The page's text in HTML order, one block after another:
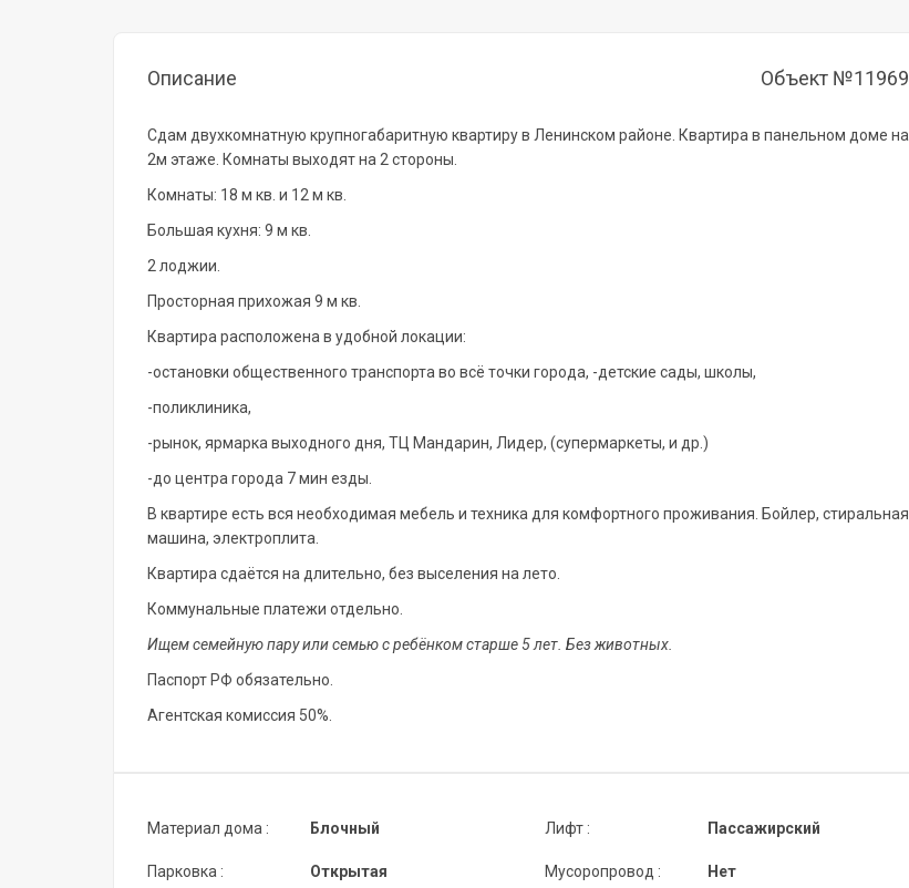
Описание Объект №11969
Сдам двухкомнатную крупногабаритную квартиру в Ленинском районе. Квартира в панельном доме на
2м этаже. Комнаты выходят на 2 стороны.
Комнаты: 18 м кв. и 12 м кв.
Большая кухня: 9 м кв.
2 лоджии.
Просторная прихожая 9 м кв.
Квартира расположена в удобной локации:
-остановки общественного транспорта во всё точки города, -детские сады, школы,
-поликлиника,
-рынок, ярмарка выходного дня, ТЦ Мандарин, Лидер, (супермаркеты, и др.)
-до центра города 7 мин езды.
В квартире есть вся необходимая мебель и техника для комфортного проживания. Бойлер, стиральная
машина, электроплита.
Квартира сдаётся на длительно, без выселения на лето.
Коммунальные платежи отдельно.
Ищем семейную пару или семью с ребёнком старше 5 лет. Без животных.
Паспорт РФ обязательно.
Агентская комиссия 50%.
Материал дома :
Парковка :
Блочный
Открытая
Лифт :
Мусоропровод :
Пассажирский
Нет